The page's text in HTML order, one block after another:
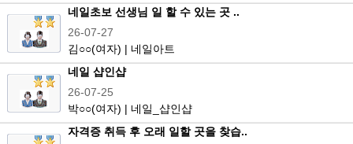
네일초보 선생님 일 할 수 있는 곳 ..
26-07-27
김○○(여자) | 네일아트
네일 샵인샵
26-07-25
박○○(여자) | 네일_샵인샵
자격증 취득 후 오래 일할 곳을 찾습..